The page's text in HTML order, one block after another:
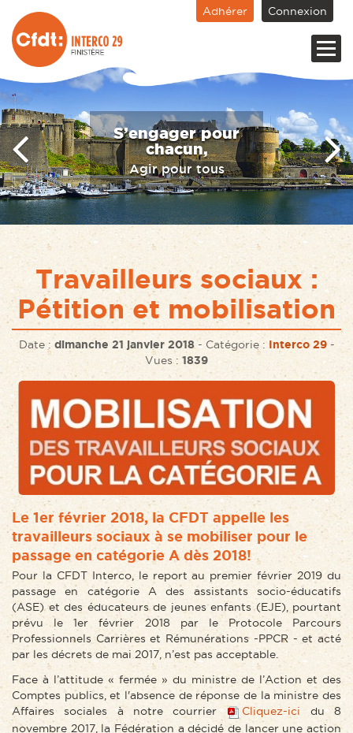
Adhérer Connexion
S’engager pour
chacun,
Travailleurs sociaux :
Pétition et mobilisation
Date : dimanche 21 janvier 2018- Catégorie :Interco 29-
Vues : 1839
Le 1er février 2018, la CFDT appelle les
travailleurs sociaux à se mobiliser pour le
passage en catégorie A dès 2018!
Pour la CFDT Interco, le report au premier février 2019 du
passage en catégorie A des assistants socio-éducatifs
(ASE) et des éducateurs de jeunes enfants (EJE), pourtant
prévu le 1er février 2018 par le Protocole Parcours
Professionnels Carrières et Rémunérations -PPCR - et acté
par les décrets de mai 2017, n’est pas acceptable.
Face à l’attitude « fermée » du ministre de l’Action et des
Comptes publics, et l'absence de réponse de la ministre des
Affaires sociales à notre courrier
Cliquez-ici du 8
novembre 2017, la Fédération a décidé de lancer une action